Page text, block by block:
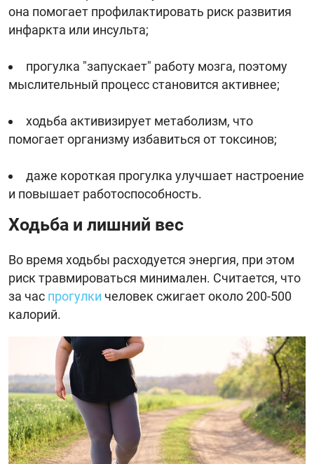
она помогает профилактировать риск развития
инфаркта или инсульта;
прогулка "запускает" работу мозга, поэтому
мыслительный процесс становится активнее;
ходьба активизирует метаболизм, что
помогает организму избавиться от токсинов;
даже короткая прогулка улучшает настроение
и повышает работоспособность.
Ходьба и лишний вес
Во время ходьбы расходуется энергия, при этом
риск травмироваться минимален. Считается, что
за час прогулки человек сжигает около 200-500
калорий.